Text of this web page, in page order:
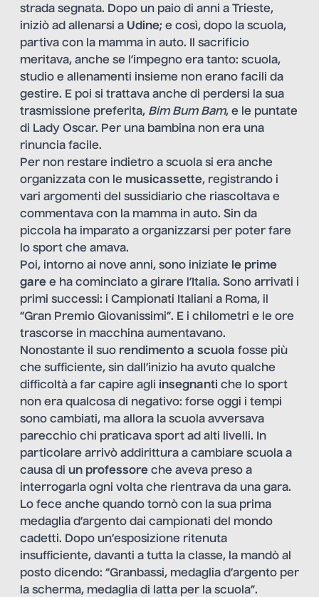
strada segnata. Dopo un paio di anni a Trieste,
iniziò ad allenarsi a Udine; e così, dopo la scuola,
partiva con la mamma in auto. Il sacrificio
meritava, anche se l’impegno era tanto: scuola,
studio e allenamenti insieme non erano facili da
gestire. E poi si trattava anche di perdersi la sua
trasmissione preferita, Bim Bum Bam, e le puntate
di Lady Oscar. Per una bambina non era una
rinuncia facile.
Per non restare indietro a scuola si era anche
organizzata con le musicassette, registrando i
vari argomenti del sussidiario che riascoltava e
commentava con la mamma in auto. Sin da
piccola ha imparato a organizzarsi per poter fare
lo sport che amava.
Poi, intorno ai nove anni, sono iniziate le prime
gare e ha cominciato a girare l’Italia. Sono arrivati i
primi successi: i Campionati Italiani a Roma, il
“Gran Premio Giovanissimi”. E i chilometri e le ore
trascorse in macchina aumentavano.
Nonostante il suo rendimento a scuola fosse più
che sufficiente, sin dall’inizio ha avuto qualche
difficoltà a far capire agli insegnanti che lo sport
non era qualcosa di negativo: forse oggi i tempi
sono cambiati, ma allora la scuola avversava
parecchio chi praticava sport ad alti livelli. In
particolare arrivò addirittura a cambiare scuola a
causa di un professore che aveva preso a
interrogarla ogni volta che rientrava da una gara.
Lo fece anche quando tornò con la sua prima
medaglia d’argento dai campionati del mondo
cadetti. Dopo un’esposizione ritenuta
insufficiente, davanti a tutta la classe, la mandò al
posto dicendo: “Granbassi, medaglia d’argento per
la scherma, medaglia di latta per la scuola”.